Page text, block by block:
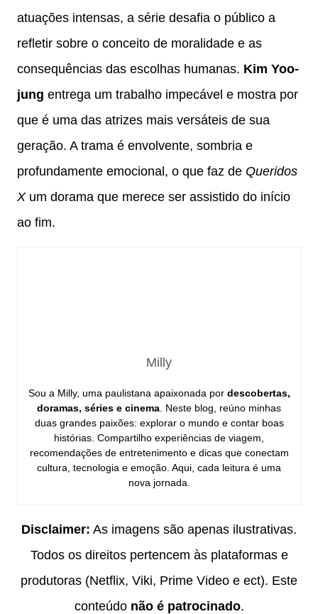
atuações intensas, a série desafia o público a
refletir sobre o conceito de moralidade e as
consequências das escolhas humanas. Kim Yoo-
jung entrega um trabalho impecável e mostra por
que é uma das atrizes mais versáteis de sua
geração. A trama é envolvente, sombria e
profundamente emocional, o que faz de Queridos
Xum dorama que merece ser assistido do início
ao fim.
Milly
Sou a Milly, uma paulistana apaixonada por descobertas,
doramas, séries e cinema . Neste blog, reúno minhas
duas grandes paixões: explorar o mundo e contar boas
histórias. Compartilho experiências de viagem,
recomendações de entretenimento e dicas que conectam
cultura, tecnologia e emoção. Aqui, cada leitura é uma
nova jornada.
Disclaimer: As imagens são apenas ilustrativas.
Todos os direitos pertencem às plataformas e
produtoras (Netflix, Viki, Prime Video e ect). Este
conteúdo não é patrocinado.